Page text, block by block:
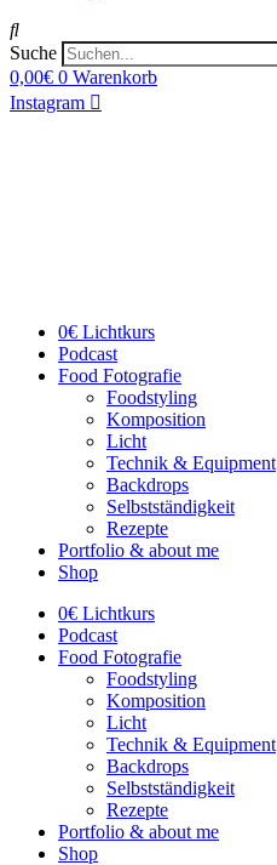
Suche
0,00€ 0 Warenkorb
Instagram
0€ Lichtkurs
Podcast
Food Fotografie
Foodstyling
Komposition
Licht
Technik & Equipment
Backdrops
Selbstständigkeit
Rezepte
Portfolio & about me
Shop
0€ Lichtkurs
Podcast
Food Fotografie
Foodstyling
Komposition
Licht
Technik & Equipment
Backdrops
Selbstständigkeit
Rezepte
Portfolio & about me
Shop